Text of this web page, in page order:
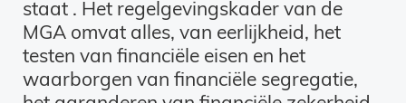
staat . Het regelgevingskader van de
MGA omvat alles, van eerlijkheid, het
testen van financiële eisen en het
waarborgen van financiële segregatie,